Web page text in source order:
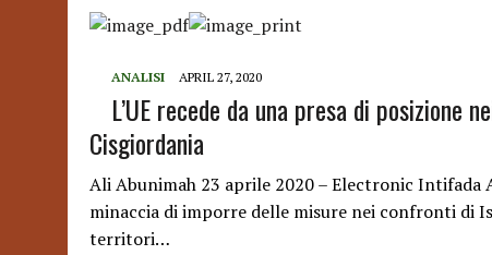
ANALISI APRIL 27, 2020
L’UE recede da una presa di posizione
Cisgiordania
Ali Abunimah 23 aprile 2020 – Electronic Intifada
minaccia di imporre delle misure nei confronti di
territori…